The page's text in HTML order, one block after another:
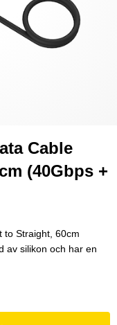
Cable
(40Gbps +
to Straight, 60cm
av silikon och har en